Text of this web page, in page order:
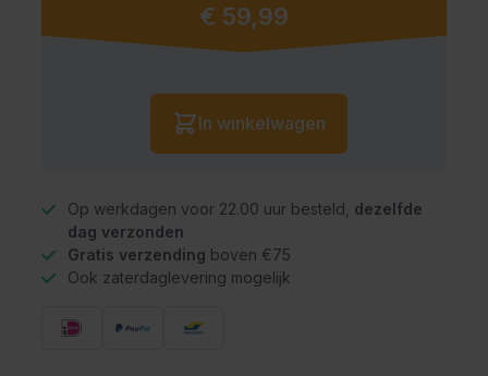
Vanaf:
€ 59,99
Aantal
In winkelwagen
Op werkdagen voor 22.00 uur besteld, dezelfde
dag verzonden
Gratis verzending boven €75
Ook zaterdaglevering mogelijk